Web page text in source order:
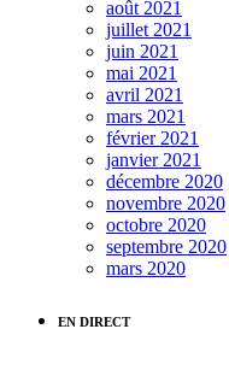
août 2021
juillet 2021
juin 2021
mai 2021
avril 2021
mars 2021
février 2021
janvier 2021
décembre 2020
novembre 2020
octobre 2020
septembre 2020
mars 2020
EN DIRECT